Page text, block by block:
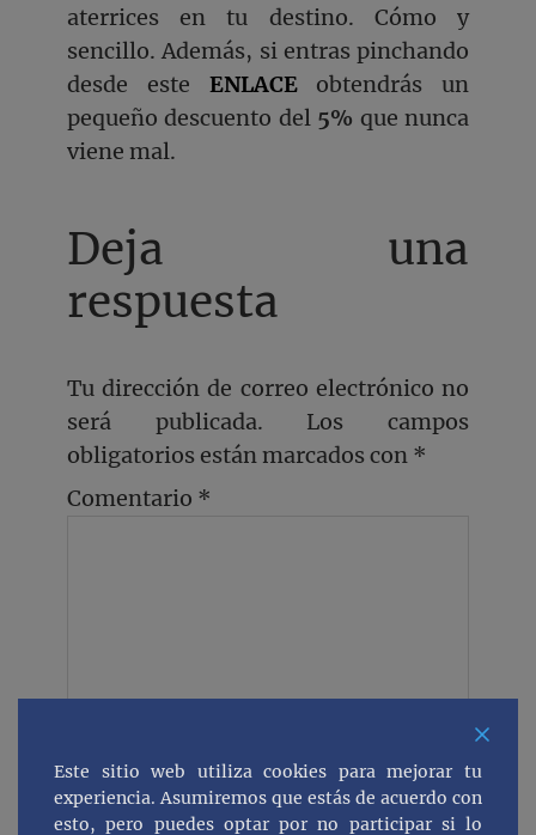
aterrices en tu destino. Cómo y
sencillo. Además, si entras pinchando
desde este ENLACEobtendrás un
pequeño descuento del 5% que nunca
viene mal.
Deja una
respuesta
Tu dirección de correo electrónico no
será publicada.
Los campos
obligatorios están marcados con *
Comentario *
Nombre*
Este sitio web utiliza cookies para mejorar tu
experiencia. Asumiremos que estás de acuerdo con
esto, pero puedes optar por no participar si lo